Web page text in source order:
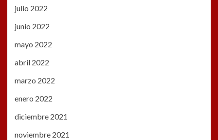
julio 2022
junio 2022
mayo 2022
abril 2022
marzo 2022
enero 2022
diciembre 2021
noviembre 2021